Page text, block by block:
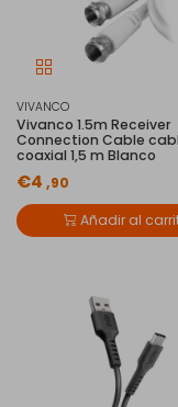
VIVANCO
Vivanco 1.5m Receiver
Connection Cable
coaxial 1,5 m Blanco
€4 ,90
Añadir al